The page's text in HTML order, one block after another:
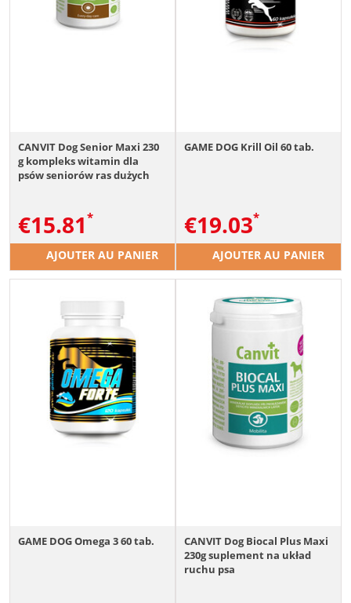
CANVIT Dog Senior Maxi 230
g kompleks witamin dla
psów seniorów ras dużych
€15.81
AJOUTER AU PANIER
GAME DOG Krill Oil 60 tab.
€19.03
AJOUTER AU PANIER
GAME DOG Omega 3 60 tab.
CANVIT Dog Biocal Plus Maxi
230g suplement na układ
ruchu psa